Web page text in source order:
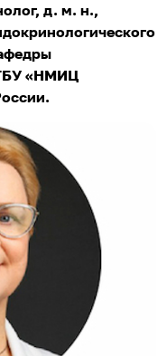
д. м. н.,
«НМИЦ